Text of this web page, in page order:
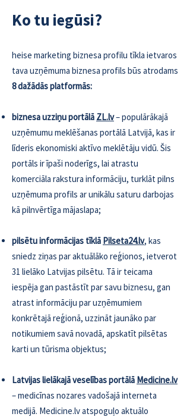
Ko tu iegūsi?
heise marketing biznesa profilu tīkla ietvaros
tava uzņēmuma biznesa profils būs atrodams
8 dažādās platformās:
biznesa uzziņu portālā ZL.lv– populārākajā
uzņēmumu meklēšanas portālā Latvijā, kas ir
līderis ekonomiski aktīvo meklētāju vidū. Šis
portāls ir īpaši noderīgs, lai atrastu
komerciāla rakstura informāciju, turklāt pilns
uzņēmuma profils ar unikālu saturu darbojas
kā pilnvērtīga mājaslapa;
​pilsētu informācijas tīklā Pilseta24.lv, kas
sniedz ziņas par aktuālāko reģionos, ietverot
31 lielāko Latvijas pilsētu. Tā ir teicama
iespēja gan pastāstīt par savu biznesu, gan
atrast informāciju par uzņēmumiem
konkrētajā reģionā, uzzināt jaunāko par
notikumiem savā novadā, apskatīt pilsētas
karti un tūrisma objektus;
​Latvijas lielākajā veselības portālā Medicine.lv
– medicīnas nozares vadošajā interneta
medijā. Medicine.lv atspoguļo aktuālo